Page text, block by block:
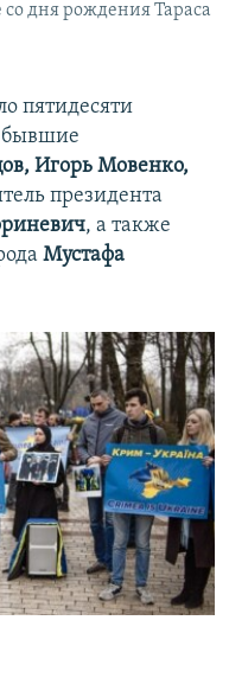
дня рождения Тараса
пятидесяти
бывшие
Игорь Мовенко,
президента
, а также
Мустафа